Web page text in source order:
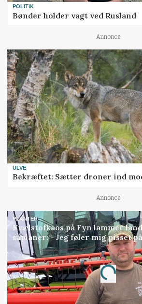
POLITIK
Bønder holder vagt ved Rusland
Annonce
ULVE
Bekræftet: Sætter droner ind
Annonce
PLANTER
Kvælstofkaos på Fyn lammer
såplaner: - Jeg føler mig pisset på
Annonce
Loading...